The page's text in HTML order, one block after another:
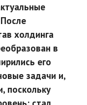
холдинга
в
его
задачи и,
поскольку